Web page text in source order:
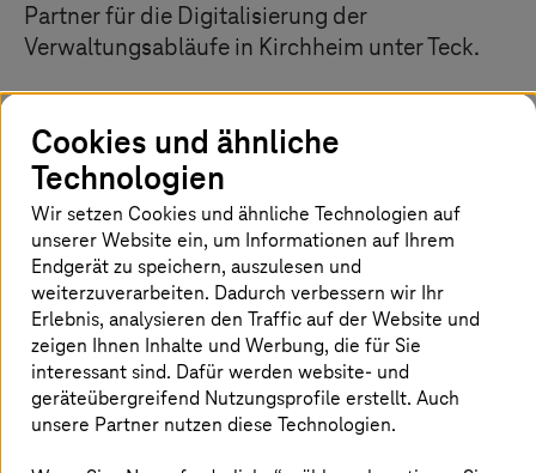
Partner für die Digitalisierung der
Verwaltungsabläufe in Kirchheim unter Teck.
Die Herausforderung
Nutzung von Digitalisierungspotenzialen für eine
moderne Echtzeitkommunikation in der Verwaltung
Strenge Anforderungen an die Sicherheit
Die Lösung muss modern sein und
Souveränitätsanforderungen genügen
Die Lösung
Cookies und ähnliche
Technologien
Wir setzen Cookies und ähnliche Technologien auf
unserer Website ein, um Informationen auf Ihrem
Endgerät zu speichern, auszulesen und
weiterzuverarbeiten. Dadurch verbessern wir Ihr
Erlebnis, analysieren den Traffic auf der Website und
zeigen Ihnen Inhalte und Werbung, die für Sie
interessant sind. Dafür werden website- und
geräteübergreifend Nutzungsprofile erstellt. Auch
unsere Partner nutzen diese Technologien.